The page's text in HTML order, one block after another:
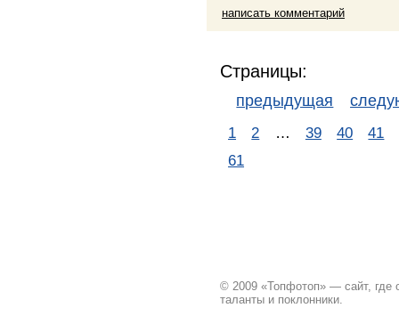
написать комментарий
Страницы:
предыдущая
1 2 … 39 40
41
61
© 2009 «Топфотоп» — сайт, где
таланты и поклонники.